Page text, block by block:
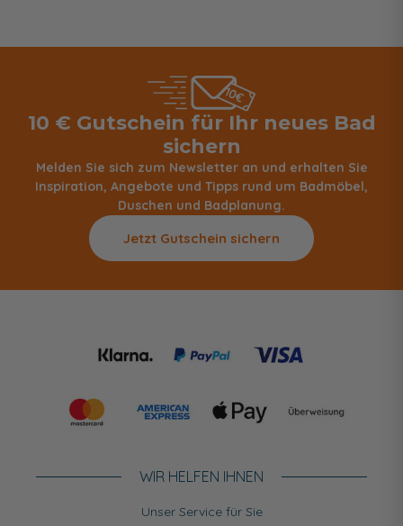
10 € Gutschein für Ihr neues Bad
sichern
Melden Sie sich zum Newsletter an und erhalten Sie
Inspiration, Angebote und Tipps rund um Badmöbel,
Duschen und Badplanung.
Jetzt Gutschein sichern
WIR HELFEN IHNEN
Unser Service für Sie